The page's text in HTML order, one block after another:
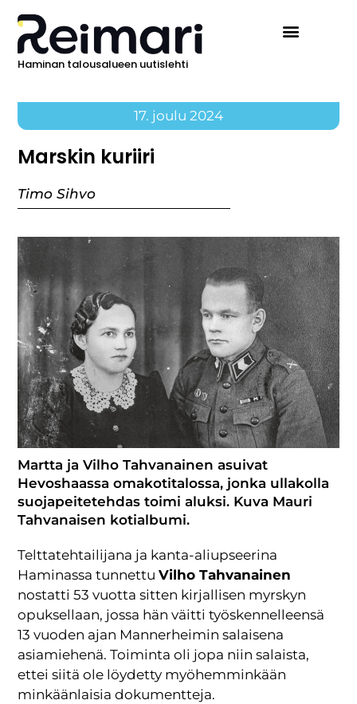
Haminan talousalueen uutislehti
17. joulu 2024
Marskin kuriiri
Timo Sihvo
Martta ja Vilho Tahvanainen asuivat
Hevoshaassa omakotitalossa, jonka ullakolla
suojapeitetehdas toimi aluksi. Kuva Mauri
Tahvanaisen kotialbumi.
Telttatehtailijana ja kanta-aliupseerina
Haminassa tunnettuVilho Tahvanainen
nostatti 53 vuotta sitten kirjallisen myrskyn
opuksellaan, jossa hän väitti työskennelleensä
13 vuoden ajan Mannerheimin salaisena
asiamiehenä. Toiminta oli jopa niin salaista,
ettei siitä ole löydetty myöhemminkään
minkäänlaisia dokumentteja.